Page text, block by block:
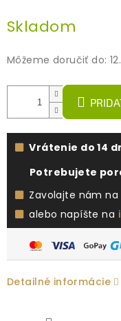
cena:
Skladom
Môžeme doručiť do:
Vrátenie do 14
Potrebujete
Zavolajte nám na
alebo napíšte na
Detailné informácie